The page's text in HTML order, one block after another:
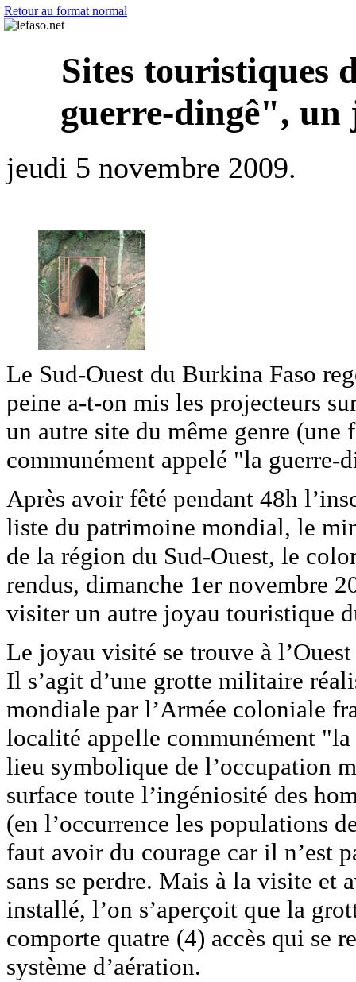
Retour au format normal
Sites touristiques
guerre-dingê", un
jeudi 5 novembre 2009.
Le Sud-Ouest du Burkina Faso
peine a-t-on mis les projecteurs
un autre site du même genre
communément appelé "la
Après avoir fêté pendant 48h
liste du patrimoine mondial, le
de la région du Sud-Ouest, le
rendus, dimanche 1er novembre
visiter un autre joyau touristique
Le joyau visité se trouve à
Il s’agit d’une grotte militaire
mondiale par l’Armée coloniale
localité appelle communément
lieu symbolique de l’occupation
surface toute l’ingéniosité des
(en l’occurrence les populations
faut avoir du courage car il n’est
sans se perdre. Mais à la visite et
installé, l’on s’aperçoit que la
comporte quatre (4) accès qui se
système d’aération.